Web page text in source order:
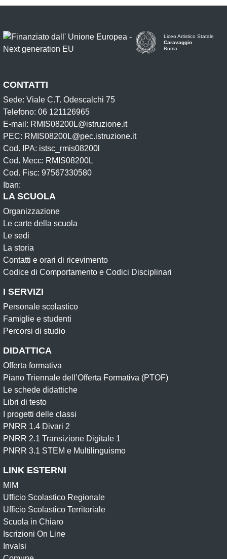
Liceo Artistico Statale
Caravaggio
Roma
CONTATTI
Sede: Viale C.T. Odescalchi 75
Telefono: 06 121126965
E-mail: RMIS08200L@istruzione.it
PEC: RMIS08200L@pec.istruzione.it
Cod. IPA: istsc_rmis08200l
Cod. Mecc: RMIS08200L
Cod. Fisc: 97567330580
Iban:
LA SCUOLA
Organizzazione
Le carte della scuola
Le sedi
La storia
Contatti e orari di ricevimento
Codice di Comportamento e Codici Disciplinari
I SERVIZI
Personale scolastico
Famiglie e studenti
Percorsi di studio
DIDATTICA
Offerta formativa
Piano Triennale dell’Offerta Formativa (PTOF)
Le schede didattiche
Libri di testo
I progetti delle classi
PNRR 1.4 Divari 2
PNRR 2.1 Transizione Digitale 1
PNRR 3.1 STEM e Multilinguismo
LINK ESTERNI
MIM
Ufficio Scolastico Regionale
Ufficio Scolastico Territoriale
Scuola in Chiaro
Iscrizioni On Line
Invalsi